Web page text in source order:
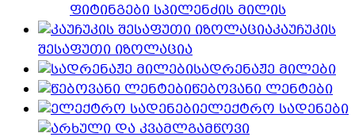
ფიტინგები სპილენძის მილის
კაუჩუკის
შესაფუთი იზოლაცია
სადრენაჟე მილები
წებოვანი ლენტები
ელექტრო სადენები